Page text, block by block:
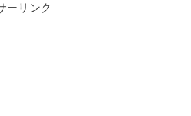
ーリンク